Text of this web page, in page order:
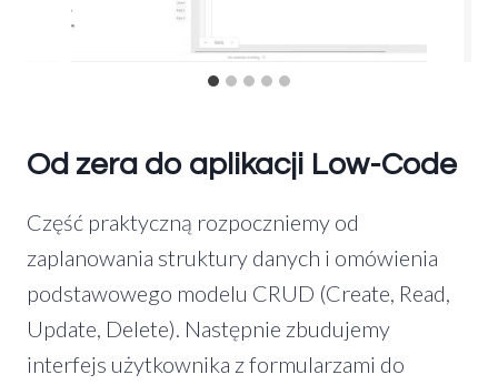
Od zera do aplikacji Low-Code
Część praktyczną rozpoczniemy od
zaplanowania struktury danych i omówienia
podstawowego modelu CRUD (Create, Read,
Update, Delete). Następnie zbudujemy
interfejs użytkownika z formularzami do